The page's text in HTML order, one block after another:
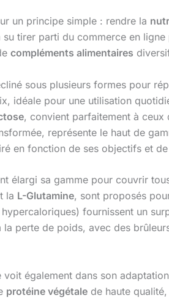
un principe simple : rendre la
tirer parti du commerce en
compléments alimentaires
sous plusieurs formes pour
idéale pour une utilisation
, convient parfaitement à
représente le haut de
en fonction de ses objectifs et
élargi sa gamme pour couvrir
la L-Glutamine, sont proposés
fournissent un
perte de poids, avec des
voit également dans son
protéine végétale de haute